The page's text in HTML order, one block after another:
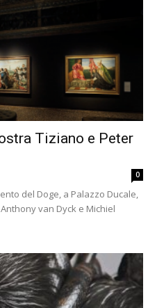
Tiziano e Peter
0
del Doge, a Palazzo Ducale,
van Dyck e Michiel